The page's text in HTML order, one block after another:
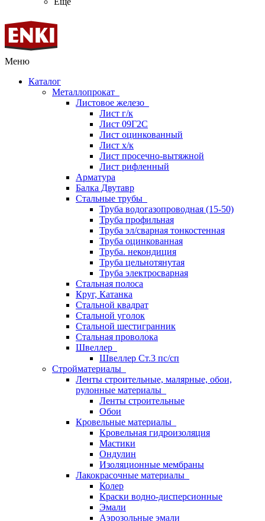
Меню
Каталог
Металлопрокат
Листовое железо
Лист г/к
Лист 09Г2С
Лист оцинкованный
Лист х/к
Лист просечно-вытяжной
Лист рифленный
Арматура
Балка Двутавр
Стальные трубы
Труба водогазопроводная (15-50)
Труба профильная
Труба эл/сварная тонкостенная
Труба оцинкованная
Труба. некондиция
Труба цельнотянутая
Труба электросварная
Стальная полоса
Круг, Катанка
Стальной квадрат
Стальной уголок
Стальной шестигранник
Стальная проволока
Швеллер
Швеллер Ст.3 пс/сп
Стройматериалы
Ленты строительные, малярные, обои,
рулонные материалы
Ленты строительные
Обои
Кровельные материалы
Кровельная гидроизоляция
Мастики
Ондулин
Изоляционные мембраны
Лакокрасочные материалы
Колер
Краски водно-дисперсионные
Эмали
Аэрозольные эмали